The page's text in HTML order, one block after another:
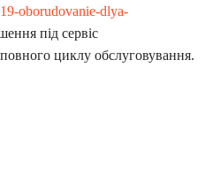
oborudovanie-dlya-
під сервіс
повного циклу обслуговування.